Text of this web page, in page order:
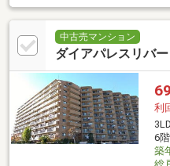
中古売マンション
ダイアパレスリバ
利
6
築